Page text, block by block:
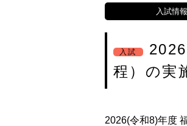
入試情報
入試
程）の実
2026(令和8)年度